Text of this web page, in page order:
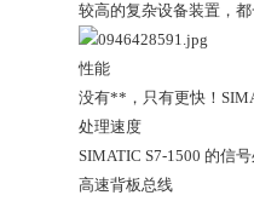
较高的复杂设备装置，
性能
没有**，只有更快！
处理速度
SIMATIC S7-1500 的信
高速背板总线